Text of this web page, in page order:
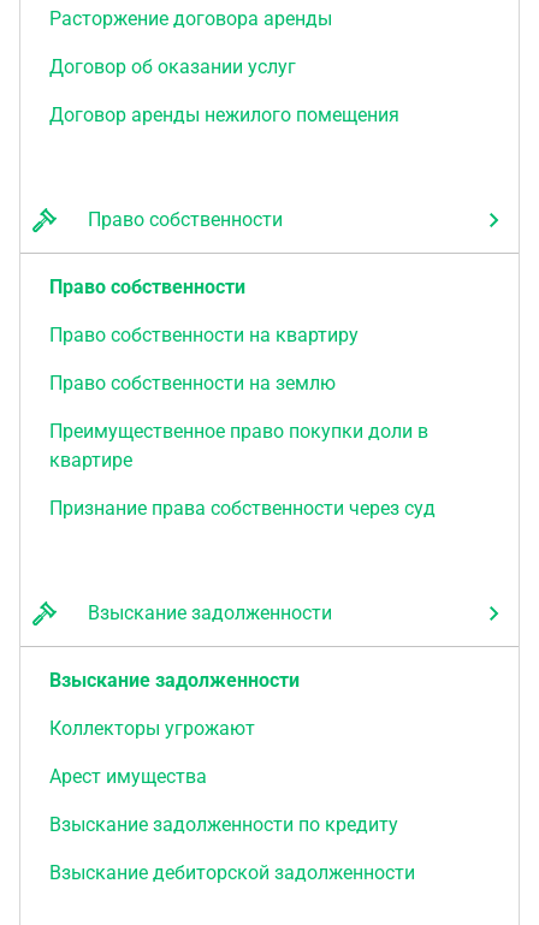
Расторжение договора аренды
Договор об оказании услуг
Договор аренды нежилого помещения
Право собственности
Право собственности
Право собственности на квартиру
Право собственности на землю
Преимущественное право покупки доли в
квартире
Признание права собственности через суд
Взыскание задолженности
Взыскание задолженности
Коллекторы угрожают
Арест имущества
Взыскание задолженности по кредиту
Взыскание дебиторской задолженности